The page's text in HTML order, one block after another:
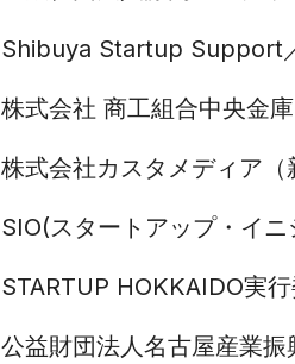
Shibuya Startup Support
株式会社 商工組合中央金庫
株式会社カスタメディア（
SIO(スタートアップ・イニ
STARTUP HOKKAIDO実
公益財団法人名古屋産業振